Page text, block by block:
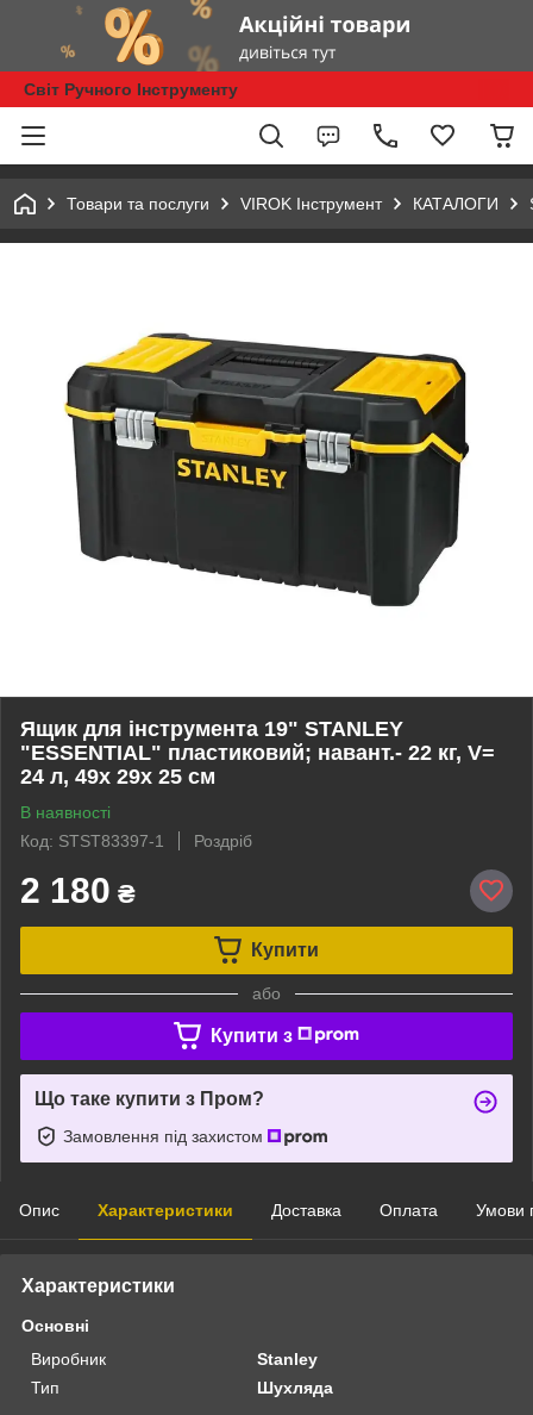
Світ Ручного Інструменту
Товари та послуги VIROK Інструмент КАТАЛОГИ
Ящик для інструмента 19" STANLEY
"ESSENTIAL" пластиковий; навант.- 22 кг, V=
24 л, 49х 29х 25 см
В наявності
Код: STST83397-1
Роздріб
2 180 ₴
Купити
або
Купити з
Що таке купити з Пром?
Замовлення під захистом
Опис Характеристики Доставка Оплата Умови
Характеристики
Основні
Виробник
Stanley
Тип
Шухляда